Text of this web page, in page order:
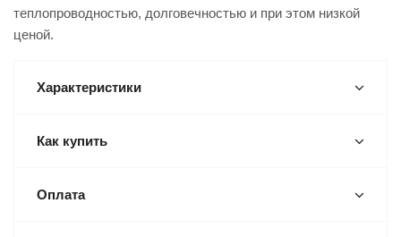
теплопроводностью, долговечностью и при этом низкой
ценой.
Характеристики
Как купить
Оплата